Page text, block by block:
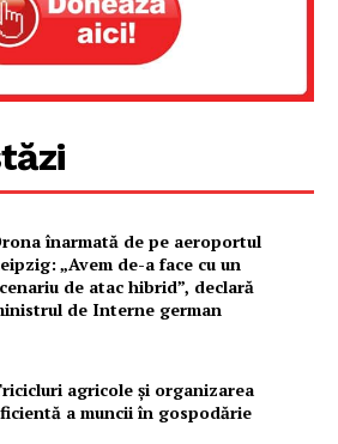
înarmată de pe aeroportul
„Avem de-a face cu un
de atac hibrid”, declară
de Interne german
agricole și organizarea
a muncii în gospodărie